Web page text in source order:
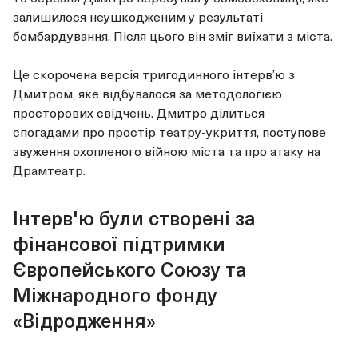
залишилося неушкодженим у результаті
бомбардування. Після цього він зміг виїхати з міста.
Це скорочена версія тригодинного інтервʼю з
Дмитром, яке відбувалося за методологією
просторових свідчень. Дмитро ділиться
спогадами про простір театру-укриття, поступове
звуження охопленого війною міста та про атаку на
Драмтеатр.
Інтерв'ю були створені за
фінансової підтримки
Європейського Союзу та
Міжнародного фонду
«Відродження»